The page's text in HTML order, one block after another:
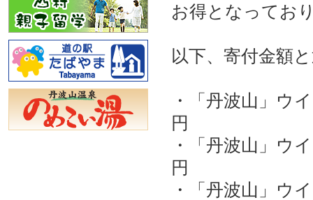
お得となってお
以下、寄付金額
・「丹波山」
円
・「丹波山」
円
・「丹波山」ウ